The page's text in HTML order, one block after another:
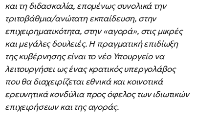
και τη διδασκαλία, επομένως συνολικά την
τριτοβάθμια/ανώτατη εκπαίδευση, στην
επιχειρηματικότητα, στην «αγορά», στις μικρές
και μεγάλες δουλειές. Η πραγματική επιδίωξη
της κυβέρνησης είναι το νέο Υπουργείο να
λειτουργήσει ως ένας κρατικός υπεργολάβος
που θα διαχειρίζεται εθνικά και κοινοτικά
ερευνητικά κονδύλια προς όφελος των ιδιωτικών
επιχειρήσεων και της αγοράς.